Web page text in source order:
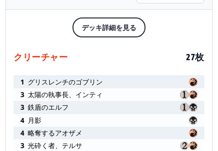
デッキ詳細を見る
クリーチャー 27枚
1 グリスレンチのゴブリン
3 太陽の執事長、インティ
3 鉄盾のエルフ
4 月影
4 略奪するアオザメ
3 光砕く者、テルサ